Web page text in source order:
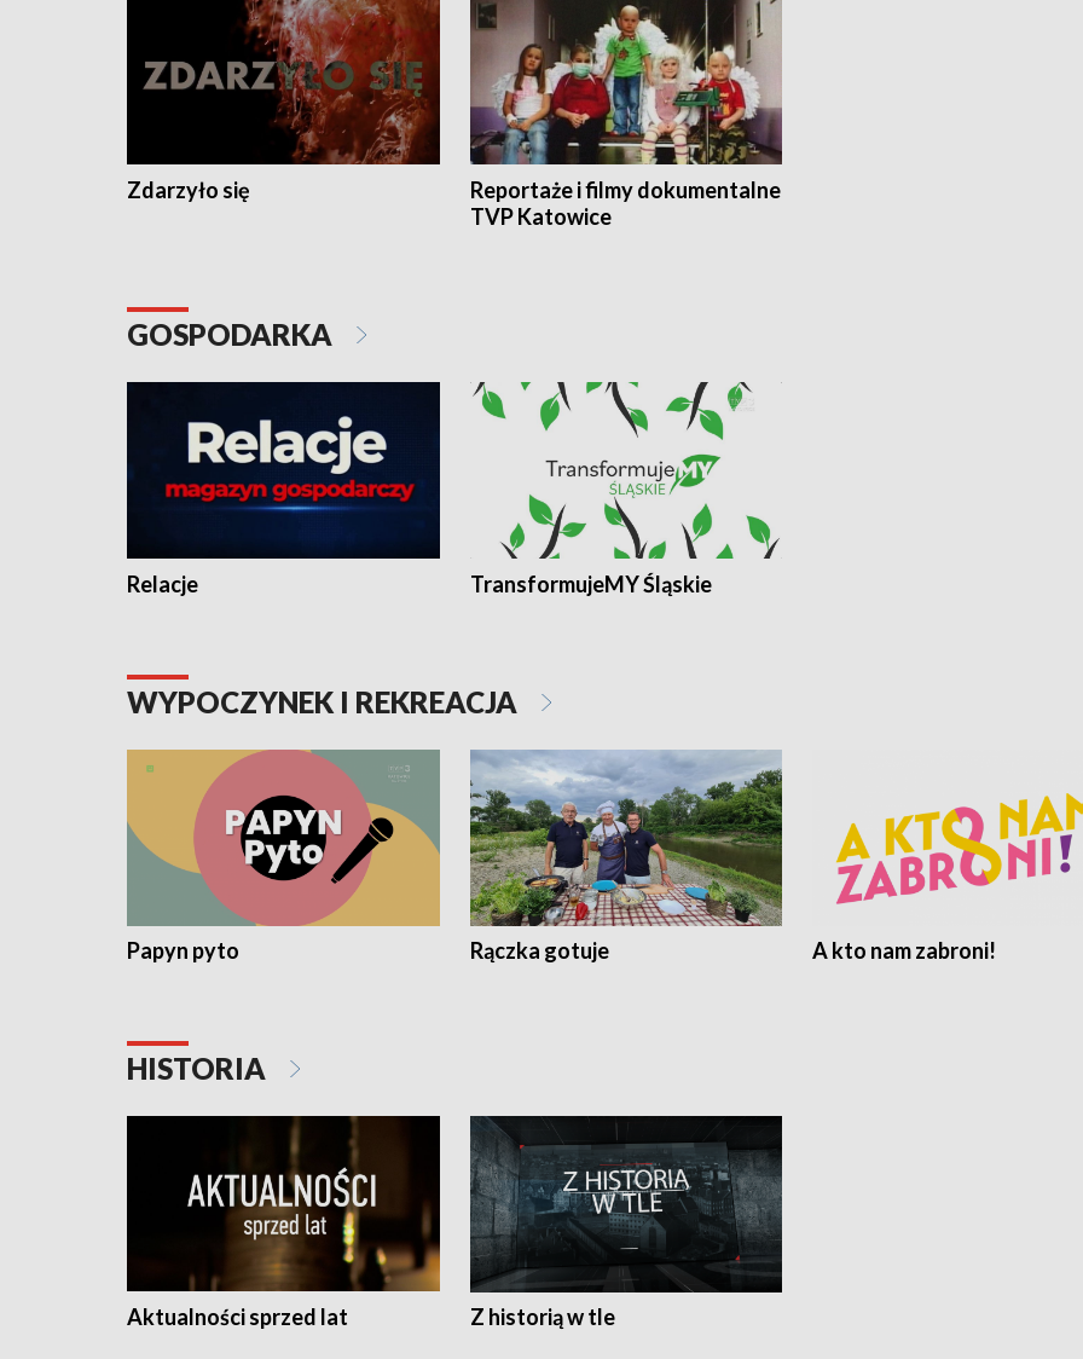
Zdarzyło się
Reportaże i filmy dokumentalne
TVP Katowice
GOSPODARKA
Relacje TransformujeMY Śląskie
WYPOCZYNEK I REKREACJA
Papyn pyto Rączka gotuje A kto nam zabroni!
HISTORIA
Aktualności sprzed lat Z historią w tle